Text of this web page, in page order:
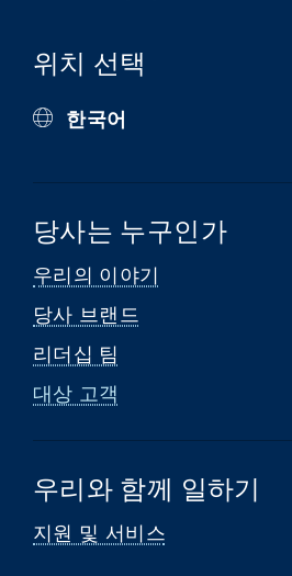
위치 선택
한국어
당사는 누구인가
우리의 이야기
당사 브랜드
리더십 팀
대상 고객
우리와 함께 일하기
지원 및 서비스